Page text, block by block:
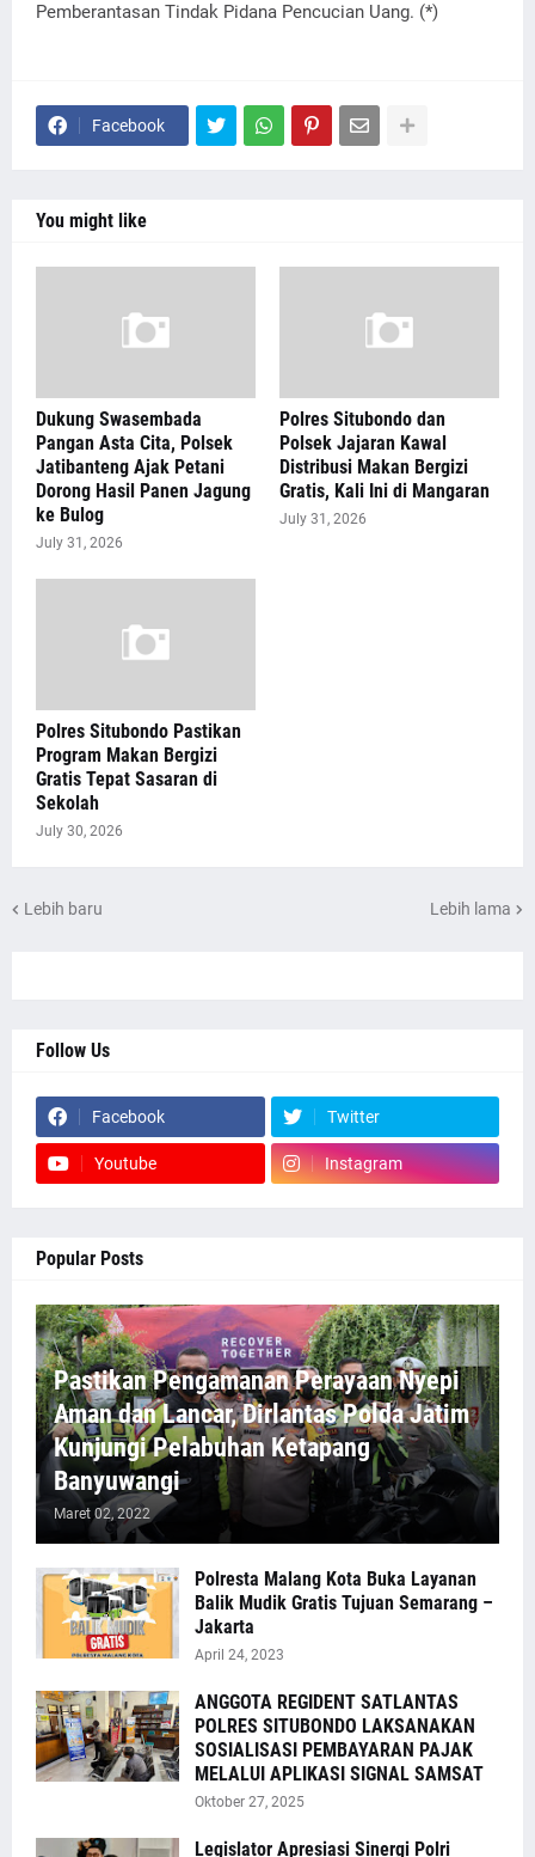
Pemberantasan Tindak Pidana Pencucian Uang. (*)
Facebook
You might like
Dukung Swasembada
Pangan Asta Cita, Polsek
Jatibanteng Ajak Petani
Dorong Hasil Panen Jagung
ke Bulog
July 31, 2026
Polres Situbondo dan
Polsek Jajaran Kawal
Distribusi Makan Bergizi
Gratis, Kali Ini di Mangaran
July 31, 2026
Polres Situbondo Pastikan
Program Makan Bergizi
Gratis Tepat Sasaran di
Sekolah
July 30, 2026
Lebih baru Lebih lama
Follow Us
Facebook Twitter
Youtube Instagram
Popular Posts
Pastikan Pengamanan Perayaan Nyepi
Aman dan Lancar, Dirlantas Polda Jatim
Kunjungi Pelabuhan Ketapang
Banyuwangi
Maret 02, 2022
Polresta Malang Kota Buka Layanan
Balik Mudik Gratis Tujuan Semarang –
Jakarta
April 24, 2023
ANGGOTA REGIDENT SATLANTAS
POLRES SITUBONDO LAKSANAKAN
SOSIALISASI PEMBAYARAN PAJAK
MELALUI APLIKASI SIGNAL SAMSAT
Oktober 27, 2025
Legislator Apresiasi Sinergi Polri